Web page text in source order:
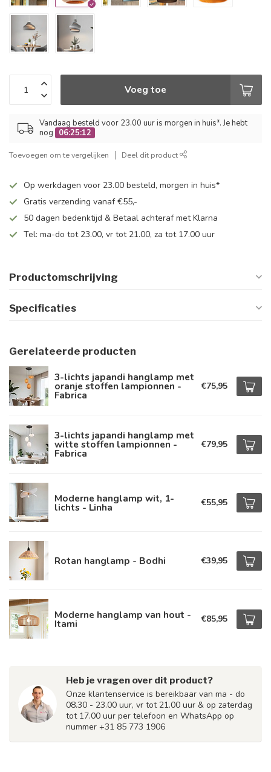
Voeg toe
Vandaag besteld voor 23.00 uur is morgen in huis*. Je hebt
nog
06:25:12
Toevoegen om te vergelijken Deel dit product
Op werkdagen voor 23.00 besteld, morgen in huis*
Gratis verzending vanaf €55,-
50 dagen bedenktijd & Betaal achteraf met Klarna
Tel: ma-do tot 23.00, vr tot 21.00, za tot 17.00 uur
Productomschrijving
Specificaties
Gerelateerde producten
3-lichts japandi hanglamp met
oranje stoffen lampionnen -
Fabrica
€75,95
3-lichts japandi hanglamp met
witte stoffen lampionnen -
Fabrica
€79,95
Moderne hanglamp wit, 1-
lichts - Linha €55,95
Rotan hanglamp - Bodhi €39,95
Moderne hanglamp van hout -
Itami €85,95
Heb je vragen over dit product?
Onze klantenservice is bereikbaar van ma - do
08.30 - 23.00 uur, vr tot 21.00 uur & op zaterdag
tot 17.00 uur per telefoon en WhatsApp op
nummer +31 85 773 1906